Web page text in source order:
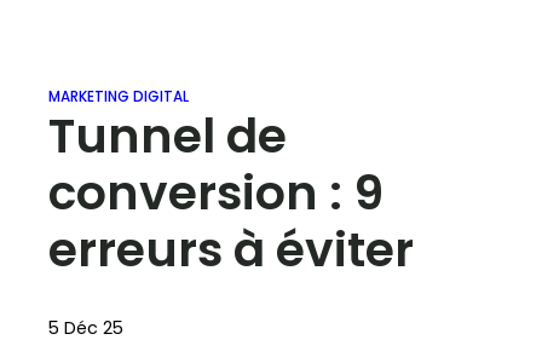
MARKETING DIGITAL
Tunnel de
conversion : 9
erreurs à éviter
5 Déc 25